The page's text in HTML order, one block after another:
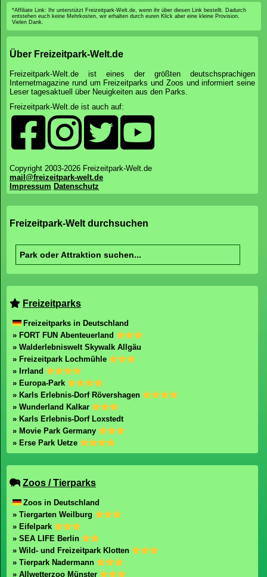
*Affiliate Link: Ihr unterstützt Freizeitpark-Welt.de, wenn ihr über diesen Link bestellt. Dadurch
entstehen euch keine Mehrkosten, wir erhalten durch euren Klick aber eine kleine Provision.
Vielen Dank.
Über Freizeitpark-Welt.de
Freizeitpark-Welt.de ist eines der größten deutschsprachigen
Internetmagazine rund um Freizeitparks und Zoos und informiert seine
Leser tagesaktuell über Neuigkeiten aus den Parks.
Freizeitpark-Welt.de ist auch auf:
Copyright 2003-2026 Freizeitpark-Welt.de
mail@freizeitpark-welt.de
Impressum Datenschutz
Freizeitpark-Welt durchsuchen
Freizeitparks
Freizeitparks in Deutschland
» FORT FUN Abenteuerland
» Walderlebniswelt Skywalk Allgäu
» Freizeitpark Lochmühle
» Irrland
» Europa-Park
» Karls Erlebnis-Dorf Rövershagen
» Wunderland Kalkar
» Karls Erlebnis-Dorf Loxstedt
» Movie Park Germany
» Erse Park Uetze
Zoos / Tierparks
Zoos in Deutschland
» Tiergarten Weilburg
» Eifelpark
» SEA LIFE Berlin
» Wild- und Freizeitpark Klotten
» Tierpark Nadermann
» Allwetterzoo Münster